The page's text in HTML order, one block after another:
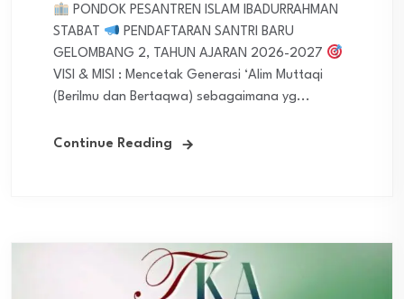
PONDOK PESANTREN ISLAM IBADURRAHMAN
STABAT
PENDAFTARAN SANTRI BARU
GELOMBANG 2, TAHUN AJARAN 2026-2027
VISI & MISI : Mencetak Generasi ‘Alim Muttaqi
(Berilmu dan Bertaqwa) sebagaimana yg...
Continue Reading